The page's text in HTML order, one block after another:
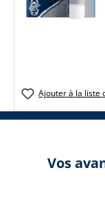
Ajouter à la liste
Vos